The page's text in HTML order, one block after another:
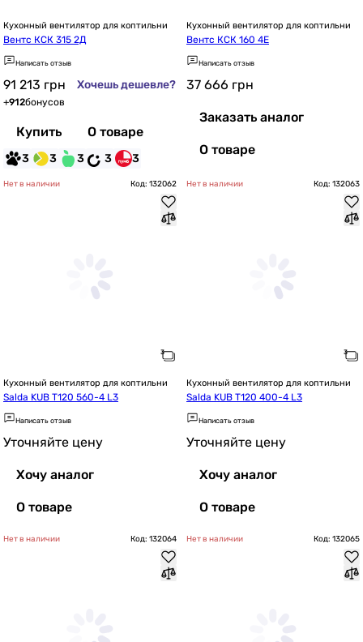
Кухонный вентилятор для коптильни
Вентс КСК 315 2Д
Написать отзыв
91 213 грн Хочешь дешевле?
+912бонусов
Купить О товаре
3 3 3 3 3
Кухонный вентилятор для коптильни
Вентс КСК 160 4Е
Написать отзыв
37 666 грн
Заказать аналог
О товаре
Нет в наличии Код: 132062
Кухонный вентилятор для коптильни
Salda KUB T120 560-4 L3
Написать отзыв
Уточняйте цену
Хочу аналог
О товаре
Нет в наличии Код: 132063
Кухонный вентилятор для коптильни
Salda KUB T120 400-4 L3
Написать отзыв
Уточняйте цену
Хочу аналог
О товаре
Нет в наличии Код: 132064 Нет в наличии Код: 132065